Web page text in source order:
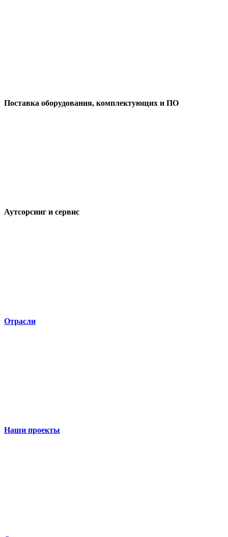
Поставка оборудования, комплектующих и ПО
Аутсорсинг и сервис
Отрасли
Наши проекты